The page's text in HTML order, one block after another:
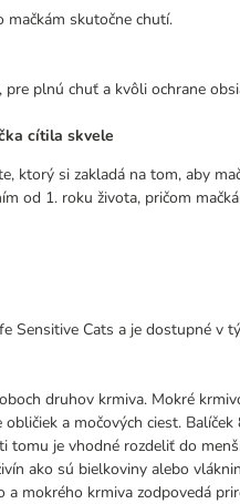
mačkám skutočne chutí.
plnú chuť a kvôli ochrane
cítila skvele
ktorý si zakladá na tom, aby
od 1. roku života, pričom
Sensitive Cats a je dostupné v
druhov krmiva. Mokré
a močových ciest.
je vhodné rozdeliť do
ako sú bielkoviny alebo
mokrého krmiva zodpovedá